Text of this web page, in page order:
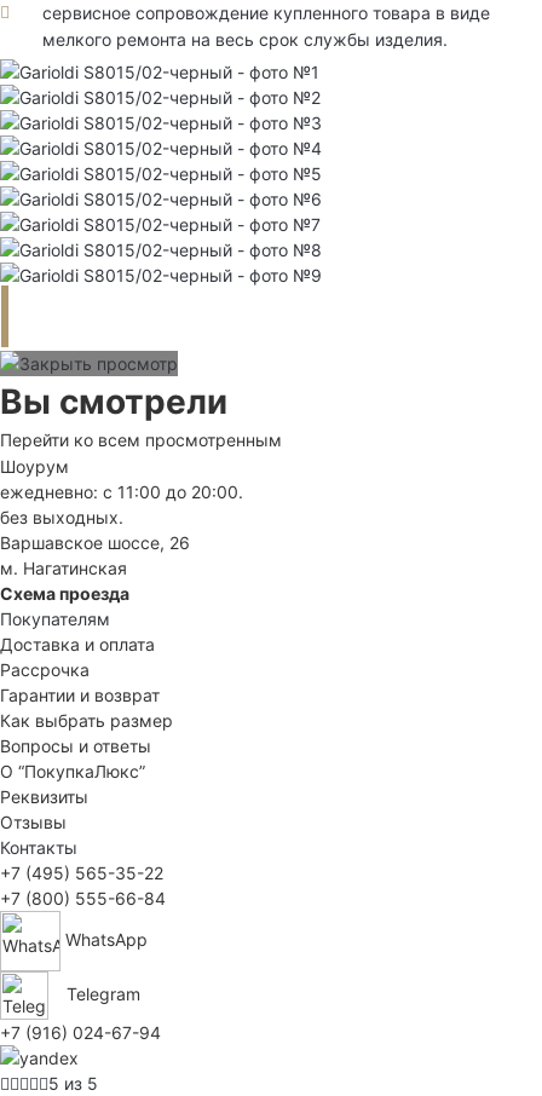
сервисное сопровождение купленного товара в виде
мелкого ремонта на весь срок службы изделия.
Вы смотрели
Перейти ко всем просмотренным
Шоурум
ежедневно: с 11:00 до 20:00.
без выходных.
Варшавское шоссе, 26
м. Нагатинская
Схема проезда
Покупателям
Доставка и оплата
Рассрочка
Гарантии и возврат
Как выбрать размер
Вопросы и ответы
О “ПокупкаЛюкс”
Реквизиты
Отзывы
Контакты
+7 (495) 565-35-22
+7 (800) 555-66-84
WhatsApp
Telegram
+7 (916) 024-67-94
5 из 5